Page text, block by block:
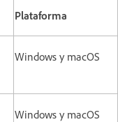
Plataforma
Windows y macOS
Windows y macOS